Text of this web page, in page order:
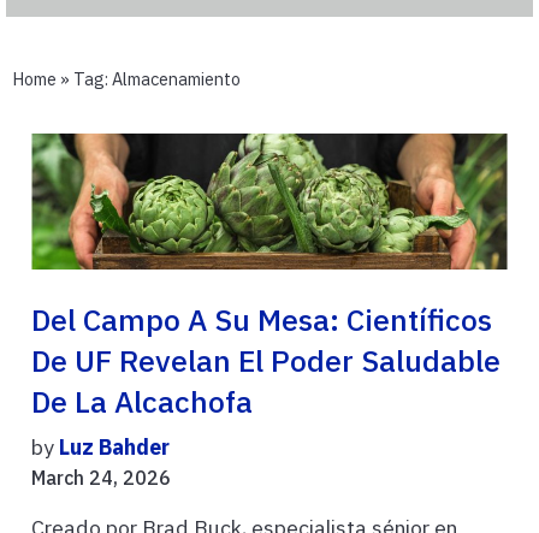
Home » Tag: Almacenamiento
Del Campo A Su Mesa: Científicos
De UF Revelan El Poder Saludable
De La Alcachofa
by Luz Bahder
March 24, 2026